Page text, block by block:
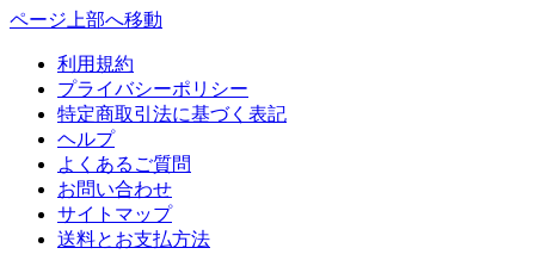
ページ上部へ移動
利用規約
プライバシーポリシー
特定商取引法に基づく表記
ヘルプ
よくあるご質問
お問い合わせ
サイトマップ
送料とお支払方法